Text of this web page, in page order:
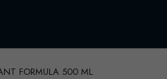
FORMULA 500 ML